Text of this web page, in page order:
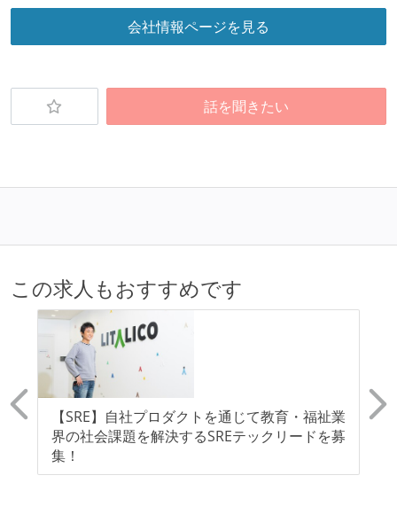
会社情報ページを見る
話を聞きたい
この求人もおすすめです
【SRE】自社プロダクトを通じて教育・福祉業
界の社会課題を解決するSREテックリードを募
集！